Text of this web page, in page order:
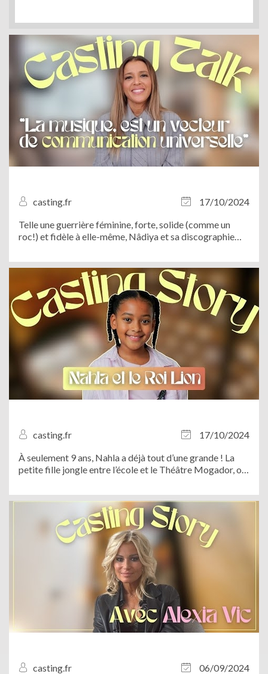
casting.fr
17/10/2024
Telle une guerrière féminine, forte, solide (comme un
roc!) et fidèle à elle-même, Nâdiya et sa discographie
du concert “I Gotta Feeling” à Paris. Entre deux dates de
tournée dans toute la...
casting.fr
17/10/2024
À seulement 9 ans, Nahla a déjà tout d’une grande ! La
petite fille jongle entre l’école et le Théâtre Mogador, où
Roi Lion”
casting.fr
06/09/2024